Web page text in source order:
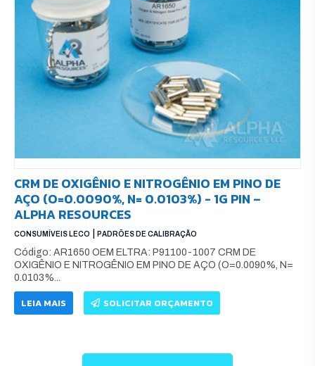
CRM DE OXIGÊNIO E NITROGÊNIO EM PINO DE
AÇO (O=0.0090%, N= 0.0103%) - 1G PIN –
ALPHA RESOURCES
CONSUMÍVEIS LECO PADRÕES DE CALIBRAÇÃO
Código: AR1650 OEM ELTRA: P91100-1007 CRM DE
OXIGÊNIO E NITROGÊNIO EM PINO DE AÇO (O=0.0090%, N=
0.0103%...
LEIA MAIS SOLICITAR ORÇAMENTO